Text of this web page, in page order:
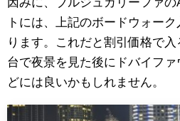
トには、上記のボードウォー
ります。これだと割引価格で
台で夜景を見た後にドバイフ
どには良いかもしれません。